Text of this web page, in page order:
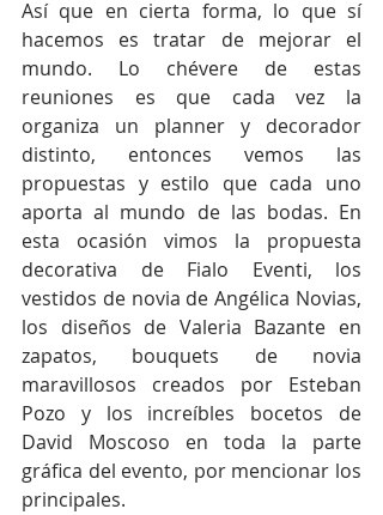
Así que en cierta forma, lo que sí
hacemos es tratar de mejorar el
mundo. Lo chévere de estas
reuniones es que cada vez la
organiza un planner y decorador
distinto, entonces vemos las
propuestas y estilo que cada uno
aporta al mundo de las bodas. En
esta ocasión vimos la propuesta
decorativa de Fialo Eventi, los
vestidos de novia de Angélica Novias,
los diseños de Valeria Bazante en
zapatos, bouquets de novia
maravillosos creados por Esteban
Pozo y los increíbles bocetos de
David Moscoso en toda la parte
gráfica del evento, por mencionar los
principales.